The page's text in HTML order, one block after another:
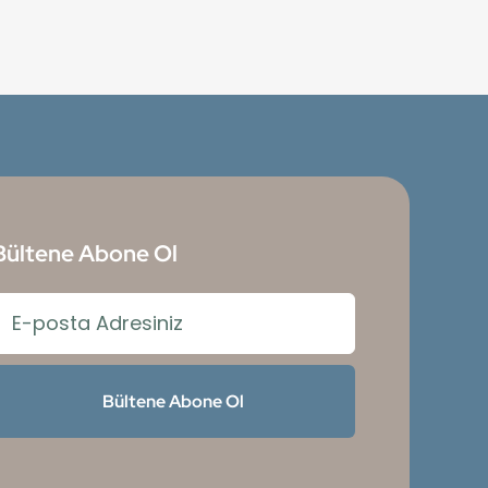
Abone Ol
Bültene Abone Ol